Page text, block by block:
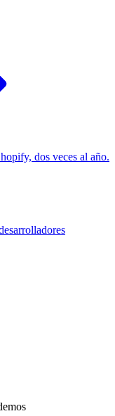
dos veces al año.